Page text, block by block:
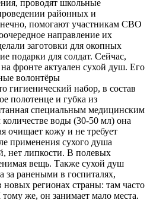
проводят школьные
районных и
помогают участникам СВО
направление их
заготовки для окопных
подарки для солдат. Сейчас,
фронте актуален сухой душ. Его
волонтёры
набор, в состав
полотенце и губка из
специальным медицинским
воды (30-50 мл) она
очищает кожу и не требует
применения сухого душа
нет липкости. В полевых
вещь. Также сухой душ
за ранеными в госпиталях,
регионах страны: там часто
же, он занимает мало места.